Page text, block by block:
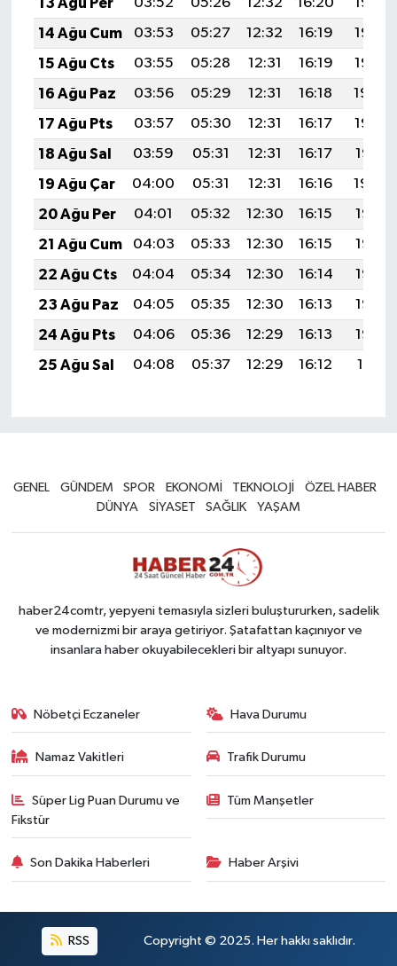
14 Ağu Cum
03:53 05:27 12:32 16:19
19:26
15 Ağu Cts
03:55 05:28 12:31 16:19
19:25
16 Ağu Paz
03:56 05:29 12:31 16:18
19:24
17 Ağu Pts
03:57 05:30 12:31 16:17
19:22
18 Ağu Sal
03:59 05:31 12:31 16:17
19:21
19 Ağu Çar
04:00 05:31 12:31 16:16
19:20
20 Ağu Per
04:01 05:32 12:30 16:15
19:18
21 Ağu Cum
04:03 05:33 12:30 16:15
19:17
22 Ağu Cts
04:04 05:34 12:30 16:14
19:16
23 Ağu Paz
04:05 05:35 12:30 16:13
19:14
24 Ağu Pts
04:06 05:36 12:29 16:13
19:13
25 Ağu Sal
04:08 05:37 12:29 16:12 19:11
GENEL GÜNDEM SPOR EKONOMİ TEKNOLOJİ
ÖZEL HABER
DÜNYA
SİYASET SAĞLIK YAŞAM
haber24comtr, yepyeni temasıyla sizleri buluştururken, sadelik
ve modernizmi bir araya getiriyor. Şatafattan kaçınıyor ve
insanlara haber okuyabilecekleri bir altyapı sunuyor.
Nöbetçi Eczaneler Hava Durumu
Namaz Vakitleri Trafik Durumu
Süper Lig Puan Durumu ve
Fikstür
Tüm Manşetler
Son Dakika Haberleri Haber Arşivi
RSS Copyright © 2025. Her hakkı saklıdır.